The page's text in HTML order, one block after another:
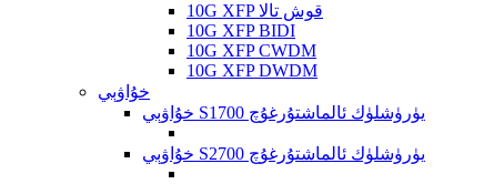
10G XFP قوش تالا
10G XFP BIDI
10G XFP CWDM
10G XFP DWDM
خۇاۋېي
خۇاۋېي S1700 يۈرۈشلۈك ئالماشتۇرغۇچ
خۇاۋېي S2700 يۈرۈشلۈك ئالماشتۇرغۇچ